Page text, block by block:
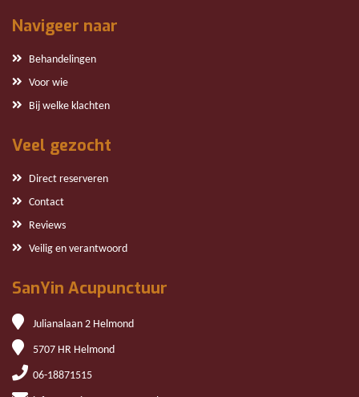
Navigeer naar
Behandelingen
Voor wie
Bij welke klachten
Veel gezocht
Direct reserveren
Contact
Reviews
Veilig en verantwoord
SanYin Acupunctuur
Julianalaan 2 Helmond
5707 HR Helmond
06-18871515